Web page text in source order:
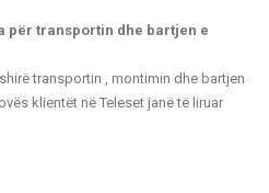
për transportin dhe bartjen e
transportin , montimin dhe bartjen
klientët në Teleset janë të liruar